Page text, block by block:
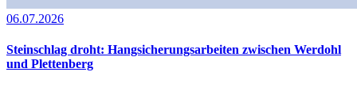
06.07.2026
Steinschlag droht: Hangsicherungsarbeiten zwischen Werdohl
und Plettenberg